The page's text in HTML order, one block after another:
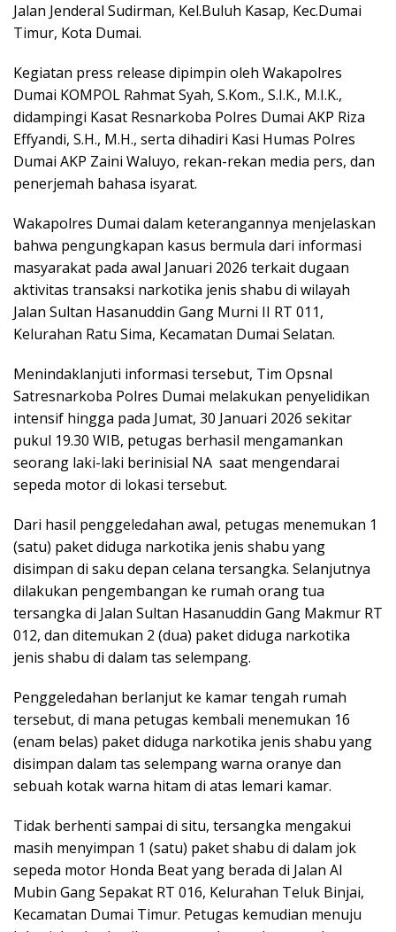
Jalan Jenderal Sudirman, Kel.Buluh Kasap, Kec.Dumai
Timur, Kota Dumai.
Kegiatan press release dipimpin oleh Wakapolres
Dumai KOMPOL Rahmat Syah, S.Kom., S.I.K., M.I.K.,
didampingi Kasat Resnarkoba Polres Dumai AKP Riza
Effyandi, S.H., M.H., serta dihadiri Kasi Humas Polres
Dumai AKP Zaini Waluyo, rekan-rekan media pers, dan
penerjemah bahasa isyarat.
Wakapolres Dumai dalam keterangannya menjelaskan
bahwa pengungkapan kasus bermula dari informasi
masyarakat pada awal Januari 2026 terkait dugaan
aktivitas transaksi narkotika jenis shabu di wilayah
Jalan Sultan Hasanuddin Gang Murni II RT 011,
Kelurahan Ratu Sima, Kecamatan Dumai Selatan.
Menindaklanjuti informasi tersebut, Tim Opsnal
Satresnarkoba Polres Dumai melakukan penyelidikan
intensif hingga pada Jumat, 30 Januari 2026 sekitar
pukul 19.30 WIB, petugas berhasil mengamankan
seorang laki-laki berinisial NA saat mengendarai
sepeda motor di lokasi tersebut.
Dari hasil penggeledahan awal, petugas menemukan 1
(satu) paket diduga narkotika jenis shabu yang
disimpan di saku depan celana tersangka. Selanjutnya
dilakukan pengembangan ke rumah orang tua
tersangka di Jalan Sultan Hasanuddin Gang Makmur RT
012, dan ditemukan 2 (dua) paket diduga narkotika
jenis shabu di dalam tas selempang.
Penggeledahan berlanjut ke kamar tengah rumah
tersebut, di mana petugas kembali menemukan 16
(enam belas) paket diduga narkotika jenis shabu yang
disimpan dalam tas selempang warna oranye dan
sebuah kotak warna hitam di atas lemari kamar.
Tidak berhenti sampai di situ, tersangka mengakui
masih menyimpan 1 (satu) paket shabu di dalam jok
sepeda motor Honda Beat yang berada di Jalan Al
Mubin Gang Sepakat RT 016, Kelurahan Teluk Binjai,
Kecamatan Dumai Timur. Petugas kemudian menuju